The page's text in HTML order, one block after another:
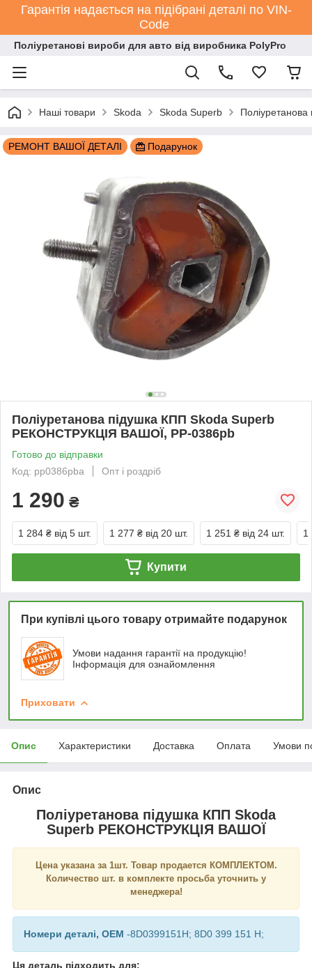
Гарантія надається на підібрані деталі по VIN-
Code
Поліуретанові вироби для авто від виробника PolyPro
Наші товари Skoda Skoda Superb
РЕМОНТ ВАШОЇ ДЕТАЛІ Подарунок
Поліуретанова підушка КПП Skoda Superb
РЕКОНСТРУКЦІЯ ВАШОЇ, PP-0386pb
Готово до відправки
Код: pp0386pba
Опт і роздріб
1 290 ₴
1 284 ₴ від 5 шт. 1 277 ₴ від 20 шт. 1 251 ₴ від 24 шт. 1
Купити
При купівлі цього товару отримайте подарунок
Умови надання гарантії на продукцію!
Інформація для ознайомлення
Приховати
Опис Характеристики Доставка Оплата Умови
Опис
Поліуретанова підушка КПП Skoda
Superb РЕКОНСТРУКЦІЯ ВАШОЇ
Цена указана за 1шт. Товар продается КОМПЛЕКТОМ.
Количество шт. в комплекте просьба уточнить у
менеджера!
Номери деталі, OEM -8D0399151H; 8D0 399 151 H;
Ця деталь підходить для: